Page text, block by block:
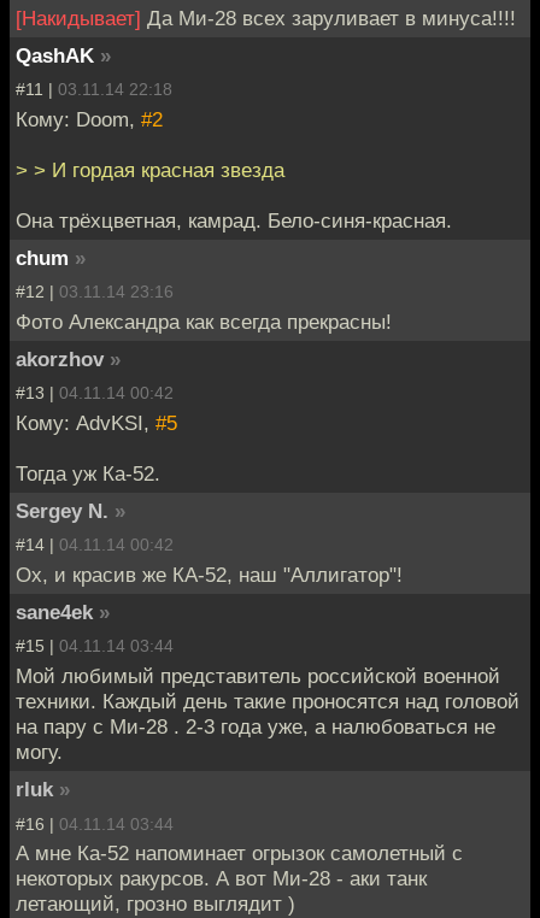
[Накидывает] Да Ми-28 всех заруливает в минуса!!!!
QashAK »
#11 | 03.11.14 22:18
Кому: Doom, #2
> > И гордая красная звезда
Она трёхцветная, камрад. Бело-синя-красная.
chum »
#12 | 03.11.14 23:16
Фото Александра как всегда прекрасны!
akorzhov »
#13 | 04.11.14 00:42
Кому: AdvKSI, #5
Тогда уж Ка-52.
Sergey N. »
#14 | 04.11.14 00:42
Ох, и красив же КА-52, наш "Аллигатор"!
sane4ek »
#15 | 04.11.14 03:44
Мой любимый представитель российской военной
техники. Каждый день такие проносятся над головой
на пару с Ми-28 . 2-3 года уже, а налюбоваться не
могу.
rluk »
#16 | 04.11.14 03:44
А мне Ка-52 напоминает огрызок самолетный с
некоторых ракурсов. А вот Ми-28 - аки танк
летающий, грозно выглядит )